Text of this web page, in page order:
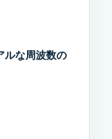
ルな周波数の